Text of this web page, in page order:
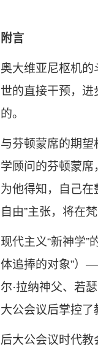
附言
奥大维亚尼枢机
世的直接干预，
的。
与芬顿蒙席的期望
学顾问的芬顿蒙
为他得知，自己在
自由”主张，将在
现代主义“新神学”
体追捧的对象”）
尔·拉纳神父、若
大公会议后掌控
后大公会议时代教